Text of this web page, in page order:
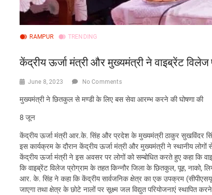
RAMPUR TRENDING
केंद्रीय ऊर्जा मंत्री और मुख्यमंत्री ने वाइब्रेंट विलेज
June 8, 2023 No Comments
मुख्यमंत्री ने छितकुल से मण्डी के लिए बस सेवा आरम्भ करने की घोषणा की
8 जून
केंद्रीय ऊर्जा मंत्री आर.के. सिंह और प्रदेश के मुख्यमंत्री ठाकुर सुखविंदर
इस कार्यक्रम के दौरान केंद्रीय ऊर्जा मंत्री और मुख्यमंत्री ने स्थानीय
केंद्रीय ऊर्जा मंत्री ने इस अवसर पर लोगों को सम्बोधित करते हुए कहा कि
कि वाइब्रेंट विलेज प्रोग्राम के तहत किन्नौर जिला के छितकुल, पूह, नाको,
आर. के. सिंह ने कहा कि केंद्रीय सार्वजनिक क्षेत्र का एक उपक्रम
जाएगा तथा क्षेत्र के छोटे नालों पर सूक्ष्म जल विद्युत परियोजनाएं